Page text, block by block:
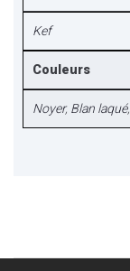
Kef
Couleurs
Noyer, Blan laqué,